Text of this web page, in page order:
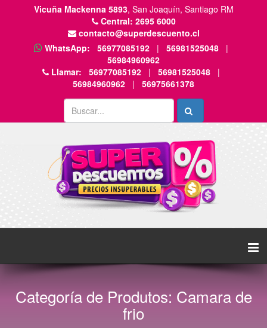
Vicuña Mackenna 5893, San Joaquín, Santiago RM
Central: 2695 6000
contacto@superdescuento.cl
WhatsApp:
56977085192 | 56981525048
|
56984960962
Llamar:
56977085192 | 56981525048
|
56984960962
| 56975661378
Categoría de Produtos: Camara de
frio